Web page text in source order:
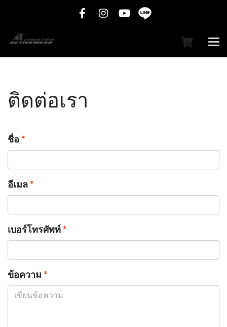
ติดต่อเรา
ชื่อ *
อีเมล *
เบอร์โทรศัพท์ *
ข้อความ *